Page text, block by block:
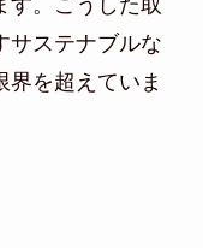
サステナブルな
界を超えていま